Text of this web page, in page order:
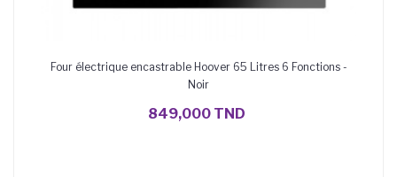
Four électrique encastrable Hoover 65 Litres 6 Fonctions -
Noir
849,000 TND